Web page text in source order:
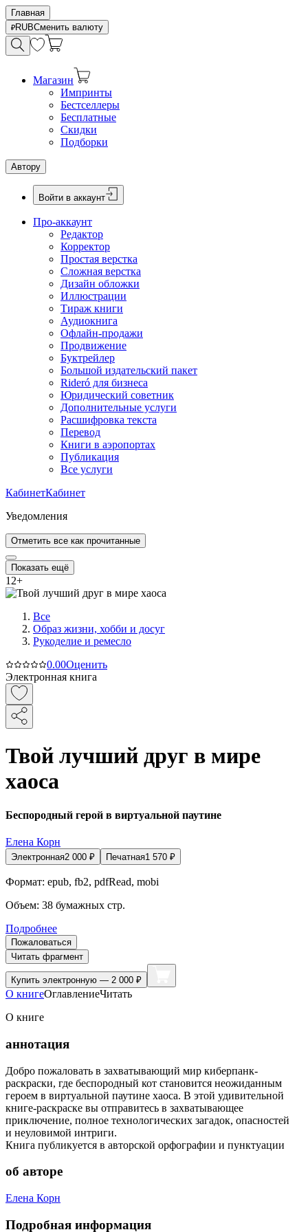
Главная
RUBСменить валюту
Магазин
Импринты
Бестселлеры
Бесплатные
Скидки
Подборки
Автору
Войти в аккаунт
Про-аккаунт
Редактор
Корректор
Простая верстка
Сложная верстка
Дизайн обложки
Иллюстрации
Тираж книги
Аудиокнига
Офлайн-продажи
Продвижение
Буктрейлер
Большой издательский пакет
Rideró для бизнеса
Юридический советник
Дополнительные услуги
Расшифровка текста
Перевод
Книги в аэропортах
Публикация
Все услуги
КабинетКабинет
Уведомления
Отметить все как прочитанные
Показать ещё
12+
Все
Образ жизни, хобби и досуг
Рукоделие и ремесло
0.00Оценить
Электронная книга
Твой лучший друг в мире
хаоса
Беспородный герой в виртуальной паутине
Елена Корн
Электронная2 000 ₽ Печатная1 570 ₽
Формат: epub, fb2, pdfRead, mobi
Объем: 38 бумажных стр.
Подробнее
Пожаловаться
Читать фрагмент
Купить электронную — 2 000 ₽
О книгеОглавлениеЧитать
О книге
аннотация
Добро пожаловать в захватывающий мир киберпанк-
раскраски, где беспородный кот становится неожиданным
героем в виртуальной паутине хаоса. В этой удивительной
книге-раскраске вы отправитесь в захватывающее
приключение, полное технологических загадок, опасностей
и неуловимой интриги.
Книга публикуется в авторской орфографии и пунктуации
об авторе
Елена Корн
Подробная информация